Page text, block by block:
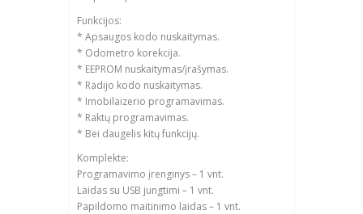
Funkcijos:
* Apsaugos kodo nuskaitymas.
* Odometro korekcija.
* EEPROM nuskaitymas/įrašymas.
* Radijo kodo nuskaitymas.
* Imobilaizerio programavimas.
* Raktų programavimas.
* Bei daugelis kitų funkcijų.
Komplekte:
Programavimo įrenginys – 1 vnt.
Laidas su USB jungtimi – 1 vnt.
Papildomo maitinimo laidas – 1 vnt.